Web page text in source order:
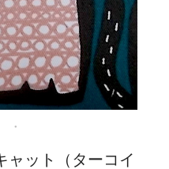
ャット（ターコイ